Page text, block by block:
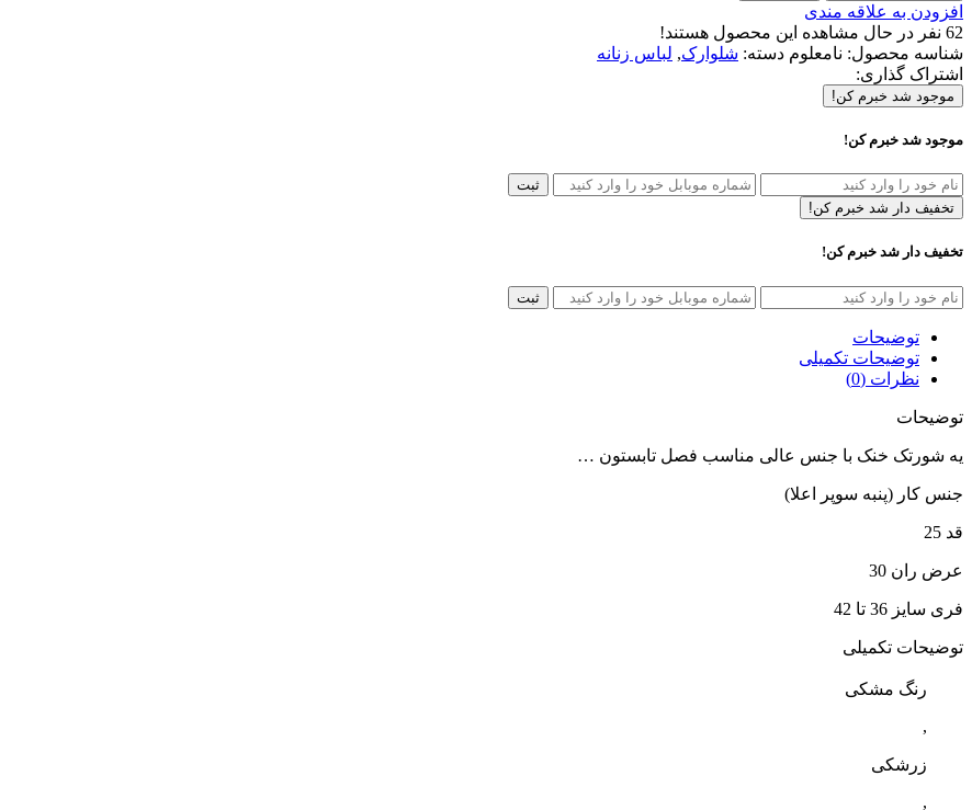
افزودن به علاقه مندی
62 نفر در حال مشاهده این محصول هستند!
شناسه محصول: نامعلوم دسته: شلوارک, لباس زنانه
اشتراک گذاری:
موجود شد خبرم کن!
موجود شد خبرم کن!
ثبت
تخفیف دار شد خبرم کن!
تخفیف دار شد خبرم کن!
ثبت
توضیحات
توضیحات تکمیلی
نظرات (0)
توضیحات
یه شورتک خنک با جنس عالی مناسب فصل تابستون …
جنس کار (پنبه سوپر اعلا)
قد 25
عرض ران 30
فری سایز 36 تا 42
توضیحات تکمیلی
رنگ مشکی
,
زرشکی
,